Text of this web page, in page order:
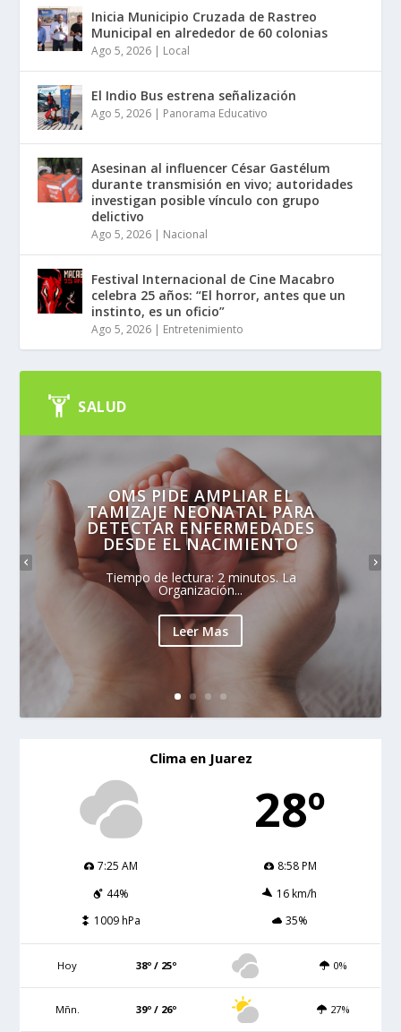
Inicia Municipio Cruzada de Rastreo
Municipal en alrededor de 60 colonias
Ago 5, 2026 | Local
El Indio Bus estrena señalización
Ago 5, 2026 | Panorama Educativo
Asesinan al influencer César Gastélum
durante transmisión en vivo; autoridades
investigan posible vínculo con grupo
delictivo
Ago 5, 2026 | Nacional
Festival Internacional de Cine Macabro
celebra 25 años: “El horror, antes que un
instinto, es un oficio”
Ago 5, 2026 | Entretenimiento
SALUD
OMS PIDE AMPLIAR EL
TAMIZAJE NEONATAL PARA
DETECTAR ENFERMEDADES
DESDE EL NACIMIENTO
Tiempo de lectura: 2 minutos. La
Organización...
Leer Mas
Clima en Juarez
28º
7:25 AM
8:58 PM
44%
16 km/h
1009 hPa
35%
Hoy 38º / 25º 0%
Mñn. 39º / 26º 27%